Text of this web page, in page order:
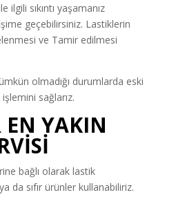
ilgili sıkıntı yaşamanız
geçebilirsiniz. Lastiklerin
ve Tamir edilmesi
olmadığı durumlarda eski
sağlarız.
EN YAKIN
bağlı olarak lastik
da sıfır ürünler kullanabiliriz.